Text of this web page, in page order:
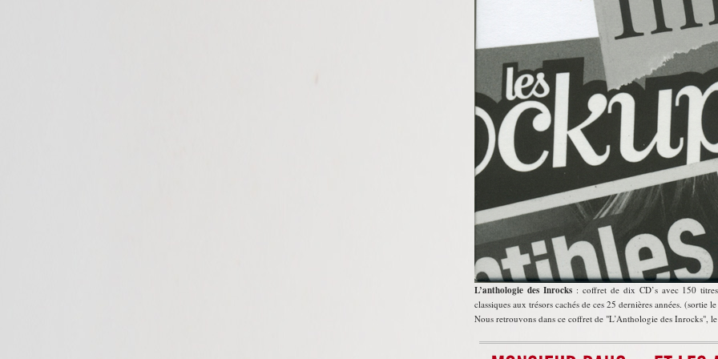
L’anthologie des Inrocks: coffret de dix CD’s avec 150
classiques aux trésors cachés de ces 25 dernières années. (sortie
Nous retrouvons dans ce coffret de L’Anthologie des Inrocks ,